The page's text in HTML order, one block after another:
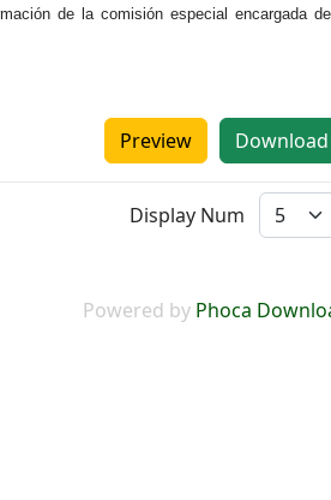
de la comisión especial encargada
Download
Preview
Display Num
Powered by Phoca